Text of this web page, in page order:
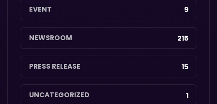
EVENT 9
NEWSROOM 215
PRESS RELEASE 15
UNCATEGORIZED 1